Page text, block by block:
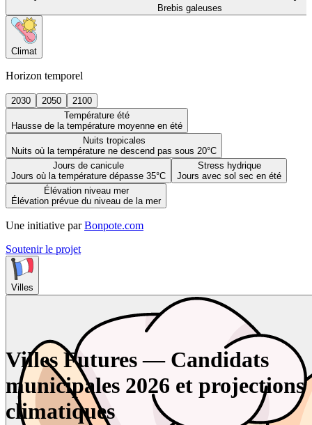
Brebis galeuses
Climat
Horizon temporel
2030 2050
2100
Température été
Hausse de la température moyenne en été
Nuits tropicales
Nuits où la température ne descend pas sous 20°C
Jours de canicule
Jours où la température dépasse 35°C
Stress hydrique
Jours avec sol sec en été
Élévation niveau mer
Élévation prévue du niveau de la mer
Une initiative par Bonpote.com
Soutenir le projet
Villes
Villes Futures — Candidats
municipales 2026 et projections
climatiques